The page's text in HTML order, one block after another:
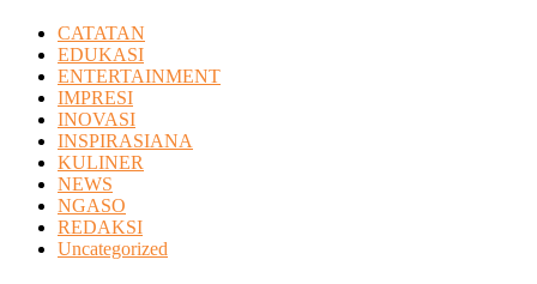
CATATAN
EDUKASI
ENTERTAINMENT
IMPRESI
INOVASI
INSPIRASIANA
KULINER
NEWS
NGASO
REDAKSI
Uncategorized